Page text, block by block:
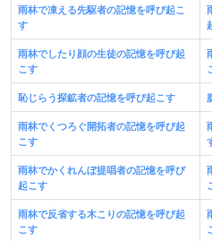
雨林で凍える先駆者の記憶を呼び起こ
す
雨林でしたり顔の生徒の記憶を呼び起
こす
恥じらう探鉱者の記憶を呼び起こす
雨林でくつろぐ開拓者の記憶を呼び起
こす
雨林でかくれんぼ提唱者の記憶を呼び
起こす
雨林で反省する木こりの記憶を呼び起
こす